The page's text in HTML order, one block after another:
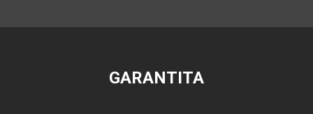
GARANTITA